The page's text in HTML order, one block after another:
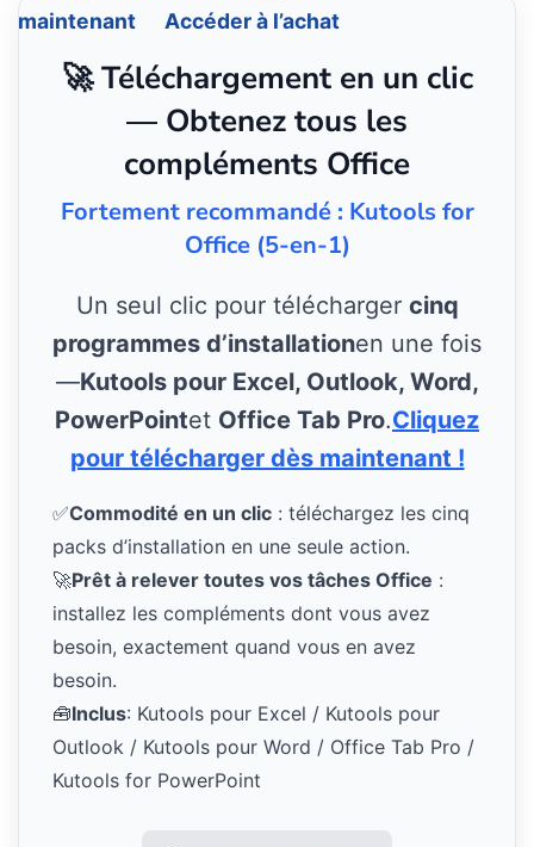
maintenant
Accéder à l’achat
🚀 Téléchargement en un clic
— Obtenez tous les
compléments Office
Fortement recommandé : Kutools for
Office (5-en-1)
Un seul clic pour télécharger cinq
programmes d’installationen une fois
—Kutools pour Excel, Outlook, Word,
PowerPointet Office Tab Pro.Cliquez
pour télécharger dès maintenant !
✅Commodité en un clic : téléchargez les cinq
packs d’installation en une seule action.
🚀Prêt à relever toutes vos tâches Office :
installez les compléments dont vous avez
besoin, exactement quand vous en avez
besoin.
🧰Inclus: Kutools pour Excel / Kutools pour
Outlook / Kutools pour Word / Office Tab Pro /
Kutools for PowerPoint